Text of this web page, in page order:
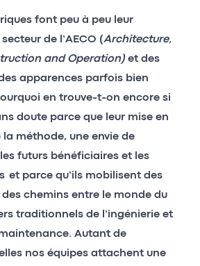
font peu à peu leur
de l’AECO (Architecture,
and Operation)et des
apparences parfois bien
en trouve-t-on encore si
doute parce que leur mise en
méthode, une envie de
futurs bénéficiaires et les
et parce qu’ils mobilisent des
chemins entre le monde du
traditionnels de l’ingénierie et
Autant de
nos équipes attachent une